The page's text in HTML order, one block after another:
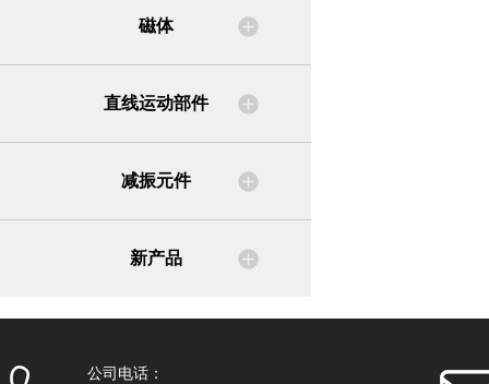
磁体
直线运动部件
减振元件
新产品
公司电话：